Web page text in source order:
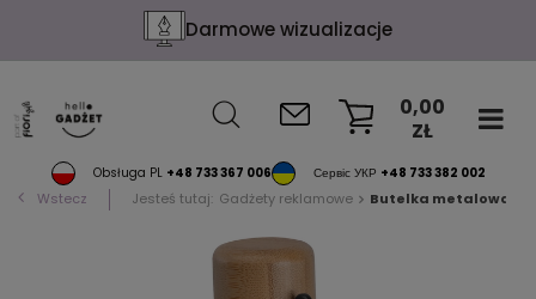
Darmowe wizualizacje
Obsługa PL +48 733 367 006 Сервіс УКР +48 733 382 002
0,00
ZŁ
Wstecz Jesteś tutaj: Gadżety reklamowe Butelka metalowa